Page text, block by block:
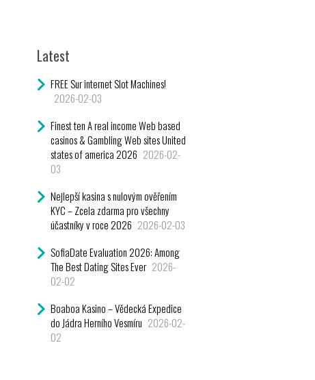
Latest
FREE Sur internet Slot Machines!
2026-02-03
Finest ten A real income Web based
casinos & Gambling Web sites United
states of america 2026 2026-02-
03
Nejlepší kasina s nulovým ověřením
KYC – Zcela zdarma pro všechny
účastníky v roce 2026 2026-02-03
SofiaDate Evaluation 2026: Among
The Best Dating Sites Ever 2026-
02-02
Boaboa Kasino – Vědecká Expedice
do Jádra Herního Vesmíru 2026-02-
02